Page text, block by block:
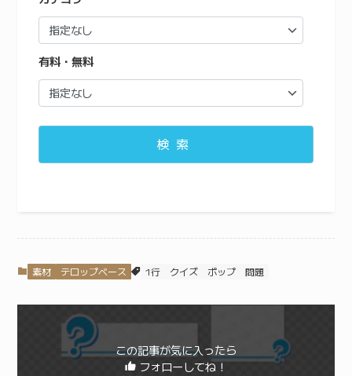
有料・無料
検索
素材 テロップベース 1行 クイズ ポップ 問題
この記事が気に入ったら
フォローしてね！